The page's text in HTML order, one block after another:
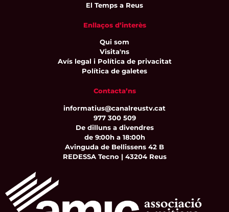
El Temps a Reus
Enllaços d’interès
Qui som
Visita'ns
Avís legal i Política de privacitat
Política de galetes
Contacta’ns
informatius@canalreustv.cat
977 300 509
De dilluns a divendres
de 9:00h a 18:00h
Avinguda de Bellissens 42 B
REDESSA Tecno | 43204 Reus